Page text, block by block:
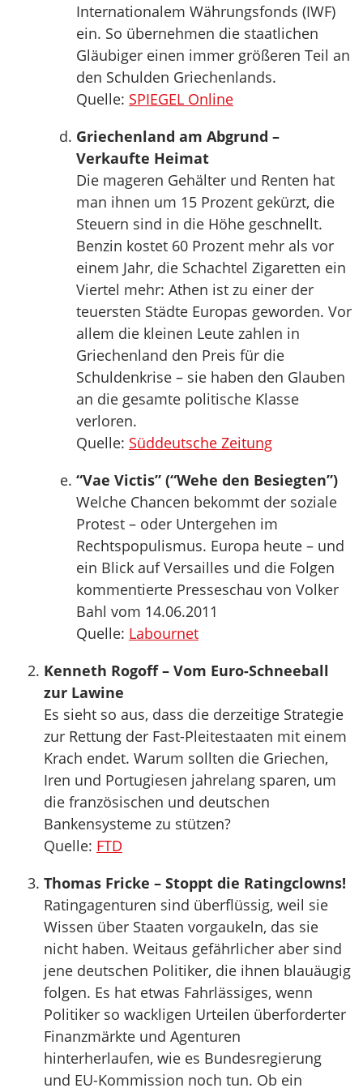
Internationalem Währungsfonds (IWF)
ein. So übernehmen die staatlichen
Gläubiger einen immer größeren Teil an
den Schulden Griechenlands.
Quelle: SPIEGEL Online
Griechenland am Abgrund –
Verkaufte Heimat
Die mageren Gehälter und Renten hat
man ihnen um 15 Prozent gekürzt, die
Steuern sind in die Höhe geschnellt.
Benzin kostet 60 Prozent mehr als vor
einem Jahr, die Schachtel Zigaretten ein
Viertel mehr: Athen ist zu einer der
teuersten Städte Europas geworden. Vor
allem die kleinen Leute zahlen in
Griechenland den Preis für die
Schuldenkrise – sie haben den Glauben
an die gesamte politische Klasse
verloren.
Quelle: Süddeutsche Zeitung
“Vae Victis” (“Wehe den Besiegten”)
Welche Chancen bekommt der soziale
Protest – oder Untergehen im
Rechtspopulismus. Europa heute – und
ein Blick auf Versailles und die Folgen
kommentierte Presseschau von Volker
Bahl vom 14.06.2011
Quelle: Labournet
Kenneth Rogoff – Vom Euro-Schneeball
zur Lawine
Es sieht so aus, dass die derzeitige Strategie
zur Rettung der Fast-Pleitestaaten mit einem
Krach endet. Warum sollten die Griechen,
Iren und Portugiesen jahrelang sparen, um
die französischen und deutschen
Bankensysteme zu stützen?
Quelle: FTD
Thomas Fricke – Stoppt die Ratingclowns!
Ratingagenturen sind überflüssig, weil sie
Wissen über Staaten vorgaukeln, das sie
nicht haben. Weitaus gefährlicher aber sind
jene deutschen Politiker, die ihnen blauäugig
folgen. Es hat etwas Fahrlässiges, wenn
Politiker so wackligen Urteilen überforderter
Finanzmärkte und Agenturen
hinterherlaufen, wie es Bundesregierung
und EU-Kommission noch tun. Ob ein